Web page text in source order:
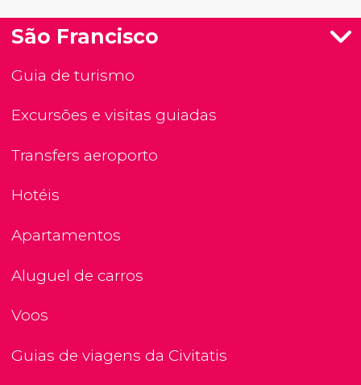
São Francisco
Guia de turismo
Excursões e visitas guiadas
Transfers aeroporto
Hotéis
Apartamentos
Aluguel de carros
Voos
Guias de viagens da Civitatis